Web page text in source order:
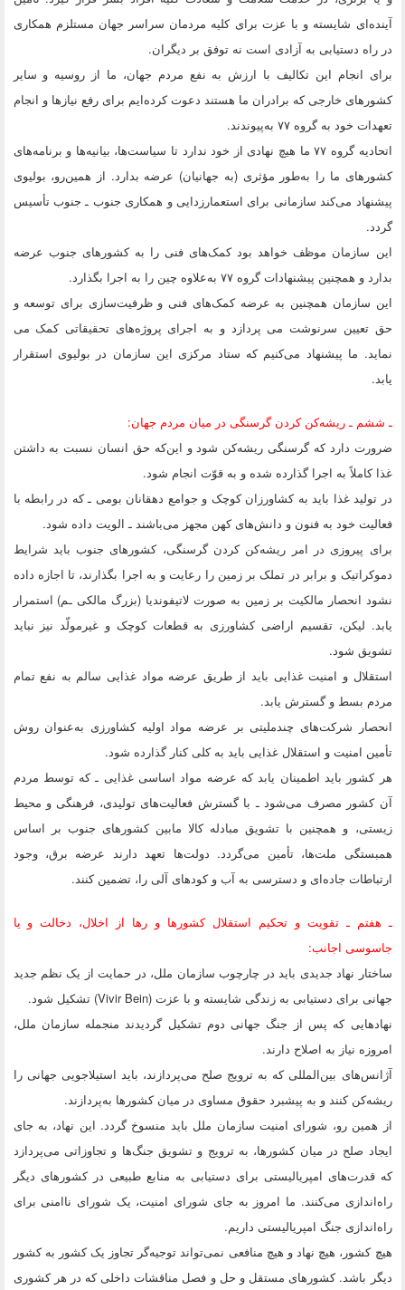
آینده‌ای شایسته و با عزت برای کلیه مردمان سراسر جهان مستلزم همکاری
در راه دستیابی به آزادی است نه توفق بر دیگران.
برای انجام این تکالیف با ارزش به نفع مردم جهان، ما از روسیه و سایر
کشورهای خارجی که برادران ما هستند دعوت کرده‌ایم برای رفع نیازها و انجام
تعهدات خود به گروه ۷۷ به‌پیوندند.
اتحادیه گروه ۷۷ ما هیچ نهادی از خود ندارد تا سیاست‌ها، بیانیه‌ها و برنامه‌های
کشورهای ما را به‌طور مؤثری (به جهانیان) عرضه بدارد. از همین‌رو، بولیوی
پیشنهاد می‌کند سازمانی برای استعمارزدایی و همکاری جنوب ـ جنوب تأسیس
گردد.
این سازمان موظف خواهد بود کمک‌های فنی را به کشورهای جنوب عرضه
بدارد و همچنین پیشنهادات گروه ۷۷ به‌علاوه چین را به اجرا بگذارد.
این سازمان همچنین به عرضه کمک‌های فنی و ظرفیت‌سازی برای توسعه و
حق تعیین سرنوشت می ‌پردازد و به اجرای پروژه‌های تحقیقاتی کمک می
نماید. ما پیشنهاد می‌کنیم که ستاد مرکزی این سازمان در بولیوی استقرار
یابد.
ـ ششم ـ ریشه‌کن کردن گرسنگی در میان مردم جهان:
ضرورت دارد که گرسنگی ریشه‌کن شود و این‌که حق انسان نسبت به داشتن
غذا کاملاً به اجرا گذارده شده و به قوّت انجام شود.
در تولید غذا باید به کشاورزان کوچک و جوامع دهقانان بومی ـ که در رابطه با
فعالیت خود به فنون و دانش‌های کهن مجهز می‌باشند ـ الویت داده شود.
برای پیروزی در امر ریشه‌کن کردن گرسنگی، کشورهای جنوب باید شرایط
دموکراتیک و برابر در تملک بر زمین را رعایت و به اجرا بگذارند،‌ تا اجازه داده
نشود انحصار مالکیت بر زمین به صورت لاتیفوندیا (بزرگ مالکی ـم) استمرار
یابد. لیکن،‌ تقسیم اراضی کشاورزی به قطعات کوچک و غیرمولّد نیز نباید
تشویق شود.
استقلال و امنیت غذایی باید از طریق عرضه مواد غذایی سالم به نفع تمام
مردم بسط و گسترش یابد.
انحصار شرکت‌های چندملیتی بر عرضه مواد اولیه کشاورزی به‌عنوان روش
تأمین امنیت و استقلال غذایی باید به کلی کنار گذارده شود.
هر کشور باید اطمینان یابد که عرضه مواد اساسی غذایی ـ که توسط مردم
آن کشور مصرف می‌شود ـ با گسترش فعالیت‌های تولیدی، فرهنگی و محیط
زیستی، و همچنین با تشویق مبادله کالا مابین کشورهای جنوب بر اساس
همبستگی ملت‌ها، تأمین می‌گردد. دولت‌ها تعهد دارند عرضه برق، وجود
ارتباطات جاده‌ای و دسترسی به آب و کودهای آلی را،‌ تضمین کنند.
ـ هفتم ـ تقویت و تحکیم استقلال کشورها و رها از اخلال، دخالت و یا
جاسوسی اجانب:
ساختار نهاد جدیدی باید در چارچوب سازمان ملل، در حمایت از یک نظم جدید
جهانی برای دستیابی به زندگی شایسته و با عزت (Vivir Bein) تشکیل شود.
نهادهایی که پس از جنگ جهانی دوم تشکیل گردیدند منجمله سازمان ملل،
امروزه نیاز به اصلاح دارند.
آژانس‌های بین‌المللی که به ترویج صلح می‌پردازند، باید استیلاجویی جهانی را
ریشه‌کن کنند و به پیشبرد حقوق مساوی در میان کشورها به‌پردازند.
از همین رو، شورای امنیت سازمان ملل باید منسوخ گردد. این نهاد، به جای
ایجاد صلح در میان کشورها، به ترویج و تشویق جنگ‌ها و تجاوزاتی می‌پردازد
که قدرت‌های امپریالیستی برای دستیابی به منابع طبیعی در کشورهای دیگر
راه‌اندازی می‌کنند. ما امروز به جای شورای امنیت، یک شورای ناامنی برای
راه‌اندازی جنگ امپریالیستی داریم.
هیچ کشور، هیچ نهاد و هیچ منافعی نمی‌تواند توجیه‌گر تجاوز یک کشور به کشور
دیگر باشد. کشورهای مستقل و حل و فصل مناقشات داخلی که در هر کشوری